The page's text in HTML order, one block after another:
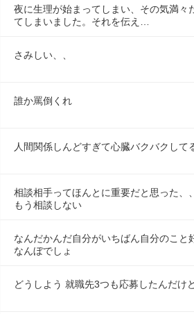
夜に生理が始まってしまい、その気満々
てしまいました。それを伝え…
さみしい、、
誰か罵倒くれ
人間関係しんどすぎて心臓バクバクして
相談相手ってほんとに重要だと思った、
もう相談しない
なんだかんだ自分がいちばん自分のこと
なんぼでしょ
どうしよう 就職先3つも応募したんだけ